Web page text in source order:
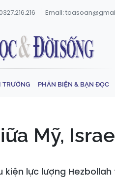
Email:
TRƯỜNG PHẢN BIỆN & BẠN ĐỌC
Mỹ,
lực lượng